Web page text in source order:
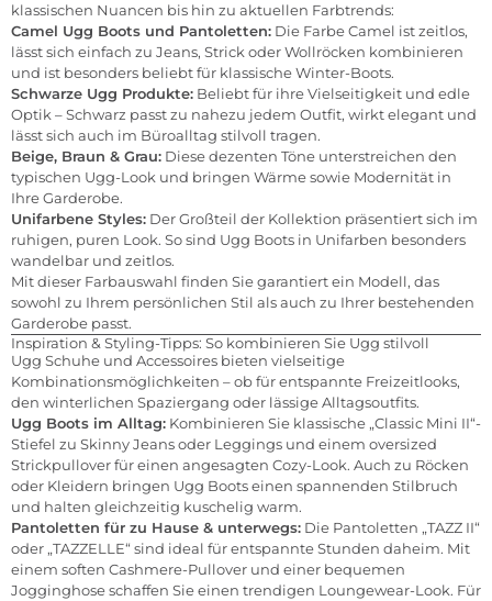
klassischen Nuancen bis hin zu aktuellen Farbtrends:
Camel Ugg Boots und Pantoletten: Die Farbe Camel ist zeitlos,
lässt sich einfach zu Jeans, Strick oder Wollröcken kombinieren
und ist besonders beliebt für klassische Winter-Boots.
Schwarze Ugg Produkte: Beliebt für ihre Vielseitigkeit und edle
Optik – Schwarz passt zu nahezu jedem Outfit, wirkt elegant und
lässt sich auch im Büroalltag stilvoll tragen.
Beige, Braun & Grau: Diese dezenten Töne unterstreichen den
typischen Ugg-Look und bringen Wärme sowie Modernität in
Ihre Garderobe.
Unifarbene Styles: Der Großteil der Kollektion präsentiert sich im
ruhigen, puren Look. So sind Ugg Boots in Unifarben besonders
wandelbar und zeitlos.
Mit dieser Farbauswahl finden Sie garantiert ein Modell, das
sowohl zu Ihrem persönlichen Stil als auch zu Ihrer bestehenden
Garderobe passt.
Inspiration & Styling-Tipps: So kombinieren Sie Ugg stilvoll
Ugg Schuhe und Accessoires bieten vielseitige
Kombinationsmöglichkeiten – ob für entspannte Freizeitlooks,
den winterlichen Spaziergang oder lässige Alltagsoutfits.
Ugg Boots im Alltag: Kombinieren Sie klassische „Classic Mini II“-
Stiefel zu Skinny Jeans oder Leggings und einem oversized
Strickpullover für einen angesagten Cozy-Look. Auch zu Röcken
oder Kleidern bringen Ugg Boots einen spannenden Stilbruch
und halten gleichzeitig kuschelig warm.
Pantoletten für zu Hause & unterwegs: Die Pantoletten „TAZZ II“
oder „TAZZELLE“ sind ideal für entspannte Stunden daheim. Mit
einem soften Cashmere-Pullover und einer bequemen
Jogginghose schaffen Sie einen trendigen Loungewear-Look. Für